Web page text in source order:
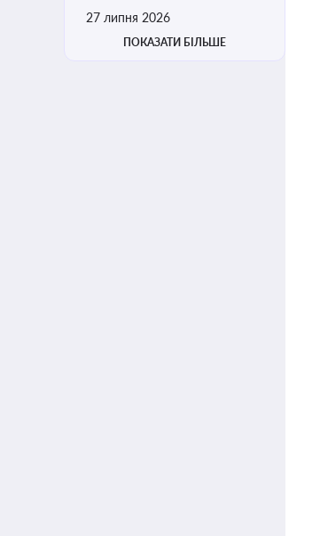
27 липня 2026
ПОКАЗАТИ БІЛЬШЕ